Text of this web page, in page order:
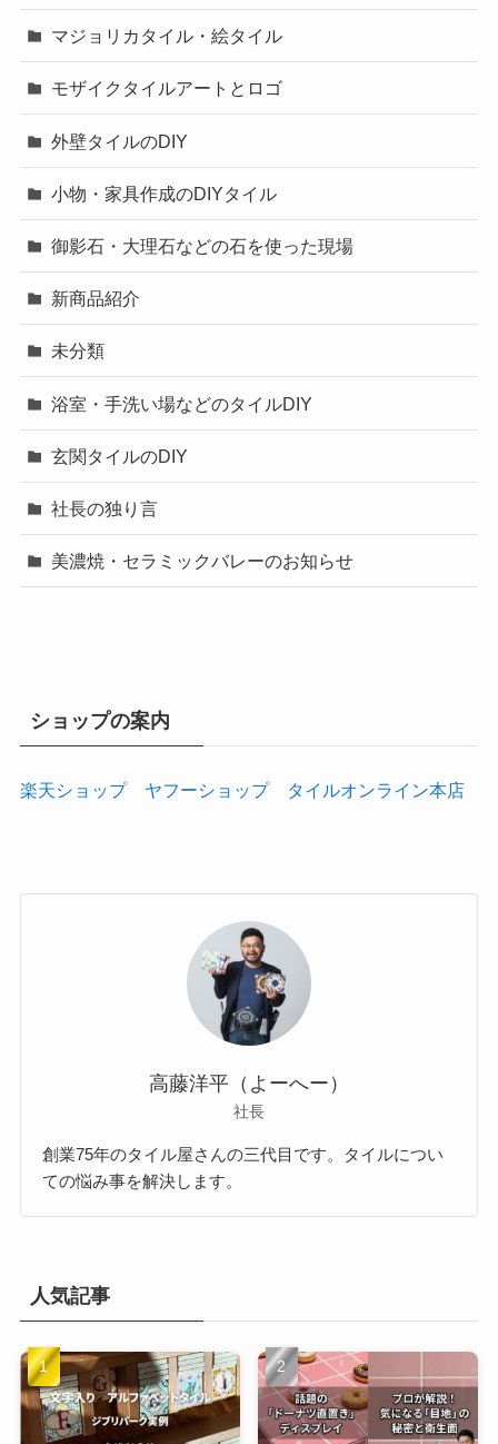
マジョリカタイル・絵タイル
モザイクタイルアートとロゴ
外壁タイルのDIY
小物・家具作成のDIYタイル
御影石・大理石などの石を使った現場
新商品紹介
未分類
浴室・手洗い場などのタイルDIY
玄関タイルのDIY
社長の独り言
美濃焼・セラミックバレーのお知らせ
ショップの案内
楽天ショップ ヤフーショップ タイルオンライン本店
高藤洋平（よーへー）
社長
創業75年のタイル屋さんの三代目です。タイルについ
ての悩み事を解決します。
人気記事